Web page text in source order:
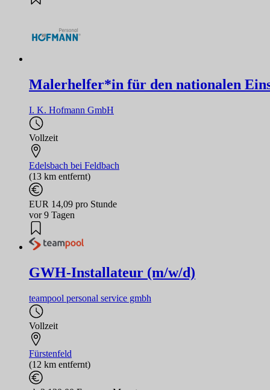
Malerhelfer*in für den nationalen
I. K. Hofmann GmbH
Vollzeit
Edelsbach bei Feldbach
(13 km entfernt)
EUR 14,09 pro Stunde
vor 9 Tagen
GWH-Installateur (m/w/d)
teampool personal service gmbh
Vollzeit
Fürstenfeld
(12 km entfernt)